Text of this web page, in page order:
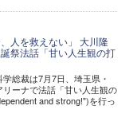
、人を救えない」 大川隆
祭法話「甘い人生観の打
総裁は7月7日、埼玉県・
ーナで法話「甘い人生観の
and strong!")を行っ